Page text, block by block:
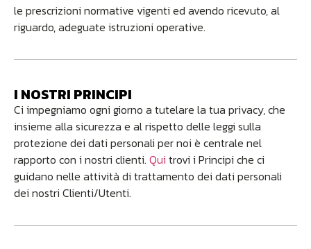
le prescrizioni normative vigenti ed avendo ricevuto, al
riguardo, adeguate istruzioni operative.
I NOSTRI PRINCIPI
Ci impegniamo ogni giorno a tutelare la tua privacy, che
insieme alla sicurezza e al rispetto delle leggi sulla
protezione dei dati personali per noi è centrale nel
rapporto con i nostri clienti. Qui trovi i Principi che ci
guidano nelle attività di trattamento dei dati personali
dei nostri Clienti/Utenti.